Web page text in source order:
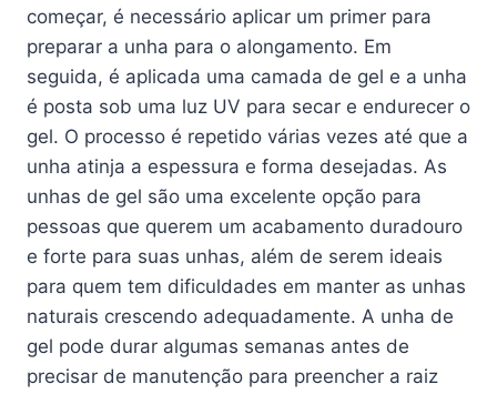
começar, é necessário aplicar um primer para
preparar a unha para o alongamento. Em
seguida, é aplicada uma camada de gel e a unha
é posta sob uma luz UV para secar e endurecer o
gel. O processo é repetido várias vezes até que a
unha atinja a espessura e forma desejadas. As
unhas de gel são uma excelente opção para
pessoas que querem um acabamento duradouro
e forte para suas unhas, além de serem ideais
para quem tem dificuldades em manter as unhas
naturais crescendo adequadamente. A unha de
gel pode durar algumas semanas antes de
precisar de manutenção para preencher a raiz